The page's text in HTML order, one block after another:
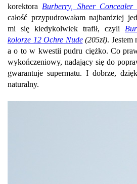
korektora Burberry, Sheer
całość przypudrowałam najbardziej
mi się kiedykolwiek trafił, czyli
kolorze 12 Ochre Nude(205zł). Jestem
a o to w kwestii pudru ciężko. Co
wykończeniowy, nadający się do
gwarantuje supermatu. I dobrze,
naturalny.